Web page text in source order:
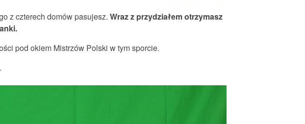
z czterech domów pasujesz. Wraz z przydziałem otrzymasz
pod okiem Mistrzów Polski w tym sporcie.